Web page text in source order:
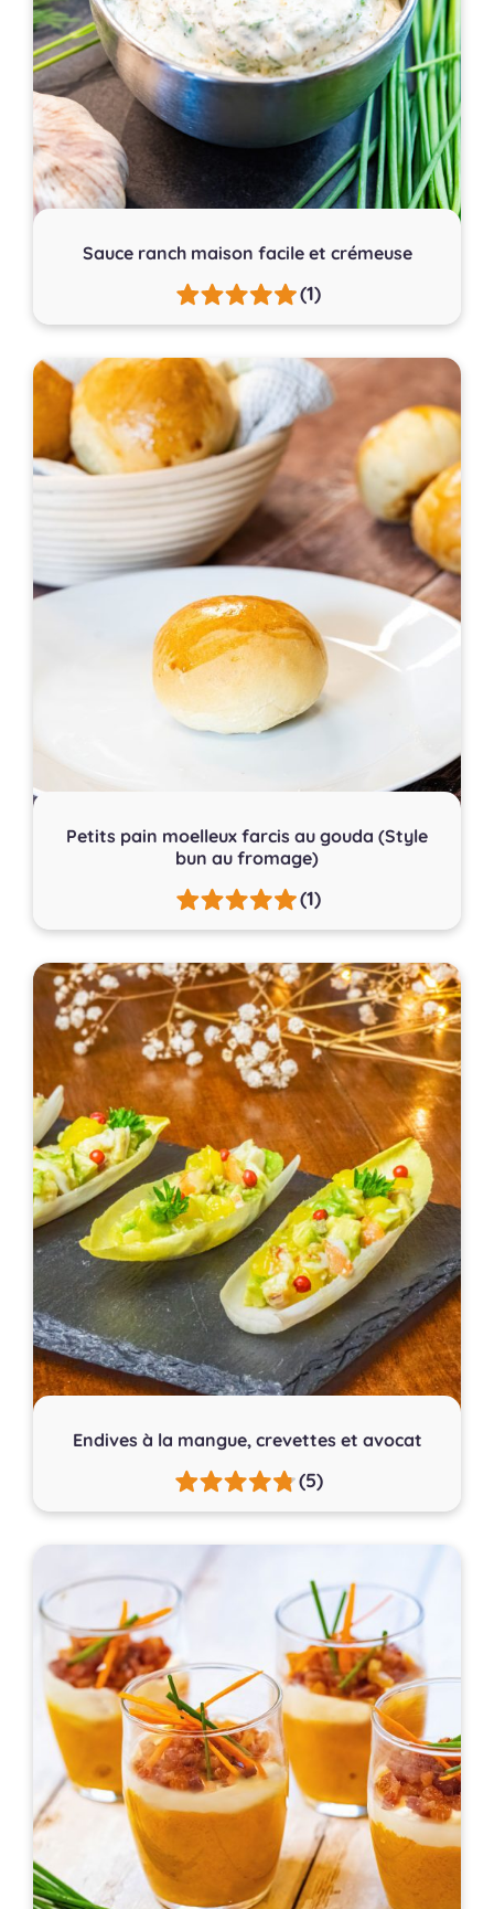
Sauce ranch maison facile et crémeuse
(1)
Petits pain moelleux farcis au gouda (Style
bun au fromage)
(1)
Endives à la mangue, crevettes et avocat
(5)